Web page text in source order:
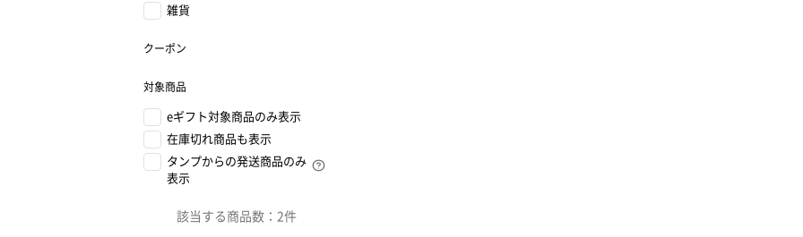
雑貨
クーポン
対象商品
eギフト対象商品のみ表示
在庫切れ商品も表示
タンプからの発送商品のみ
表示
該当する商品数： 2件